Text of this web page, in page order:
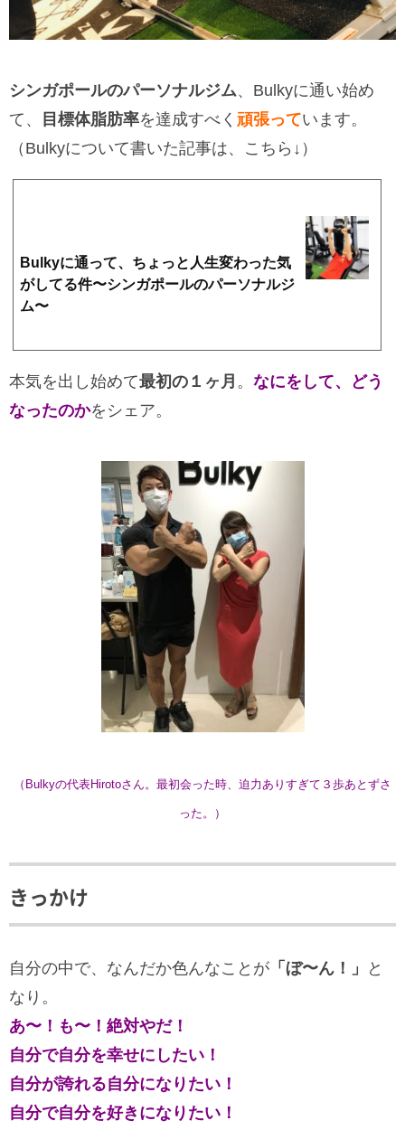
シンガポールのパーソナルジム、Bulkyに通い始め
て、
目標体脂肪率を達成すべく 頑張っています。
（Bulkyについて書いた記事は、こちら↓）
Bulkyに通って、ちょっと人生変わった気
がしてる件〜シンガポールのパーソナルジ
ム〜
な、ということだけが見えていて。やだなぁ・・・やりたくないなぁ・・・と思いながら入会しました（思う
本気を出し始めて最初の１ヶ月 。 なにをして、どう
なったのかをシェア。
（Bulkyの代表Hirotoさん。最初会った時、迫力ありすぎて３歩あとずさ
った。）
きっかけ
自分の中で、なんだか色んなことが 「ぼ〜ん！」
と
なり。
あ〜！も〜！絶対やだ！
自分で自分を幸せにしたい！
自分が誇れる自分になりたい！
自分で自分を好きになりたい！